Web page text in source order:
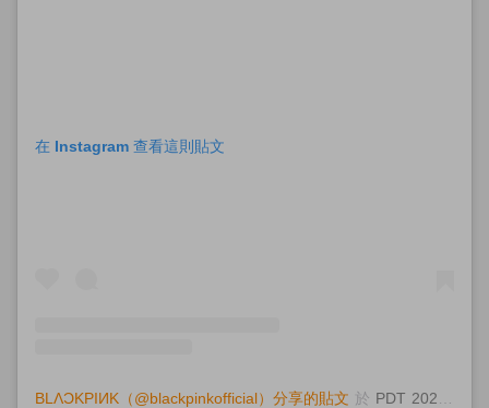
在 Instagram 查看這則貼文
BLΛƆKPIИK（@blackpinkofficial）分享的貼文 於 PDT 2020 年 6月 月 26 日 上午 12:05